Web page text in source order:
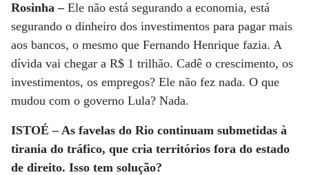
Rosinha –Ele não está segurando a economia, está
segurando o dinheiro dos investimentos para pagar mais
aos bancos, o mesmo que Fernando Henrique fazia. A
dívida vai chegar a R$ 1 trilhão. Cadê o crescimento, os
investimentos, os empregos? Ele não fez nada. O que
mudou com o governo Lula? Nada.
ISTOÉ – As favelas do Rio continuam submetidas à
tirania do tráfico, que cria territórios fora do estado
de direito. Isso tem solução?